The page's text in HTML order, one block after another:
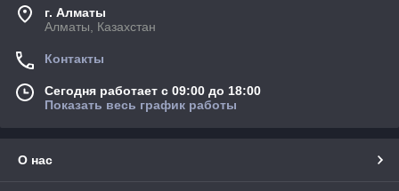
г. Алматы
Алматы, Казахстан
Контакты
Сегодня работает с 09:00 до 18:00
Показать весь график работы
О нас